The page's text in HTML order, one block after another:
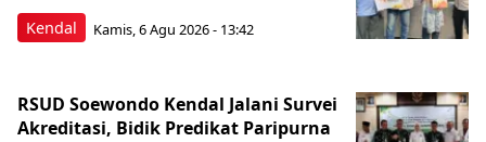
Kendal Kamis, 6 Agu 2026 - 13:42
RSUD Soewondo Kendal Jalani Survei
Akreditasi, Bidik Predikat Paripurna